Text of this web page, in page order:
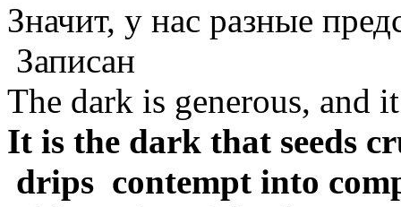
Значит, у нас разные
Записан
The dark is generous, and
It is the dark that seeds
drips contempt into